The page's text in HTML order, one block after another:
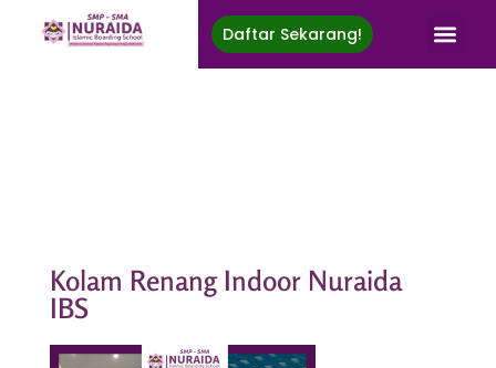
Daftar Sekarang!
Kolam Renang Indoor Nuraida
IBS